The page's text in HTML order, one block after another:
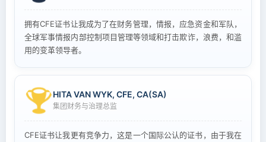
拥有CFE证书让我成为了在财务管理，情报，应急资金和军队，
全球军事情报内部控制项目管理等领域和打击欺诈，浪费，和滥
用的变革领导者。
HITA VAN WYK, CFE, CA(SA)
集团财务与治理总监
CFE证书让我更有竞争力，这是一个国际公认的证书，由于我在